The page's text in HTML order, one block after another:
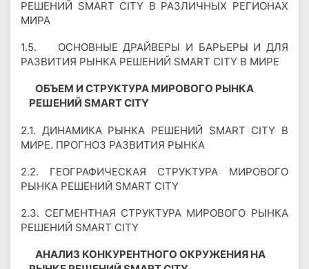
РЕШЕНИЙ SMART CITY В РАЗЛИЧНЫХ РЕГИОНАХ
МИРА
1.5. ОСНОВНЫЕ ДРАЙВЕРЫ И БАРЬЕРЫ И ДЛЯ
РАЗВИТИЯ РЫНКА РЕШЕНИЙ SMART CITY В МИРЕ
ОБЪЕМ И СТРУКТУРА МИРОВОГО РЫНКА
РЕШЕНИЙ SMART CITY
2.1. ДИНАМИКА РЫНКА РЕШЕНИЙ SMART CITY В
МИРЕ. ПРОГНОЗ РАЗВИТИЯ РЫНКА
2.2. ГЕОГРАФИЧЕСКАЯ СТРУКТУРА МИРОВОГО
РЫНКА РЕШЕНИЙ SMART CITY
2.3. СЕГМЕНТНАЯ СТРУКТУРА МИРОВОГО РЫНКА
РЕШЕНИЙ SMART CITY
АНАЛИЗ КОНКУРЕНТНОГО ОКРУЖЕНИЯ НА